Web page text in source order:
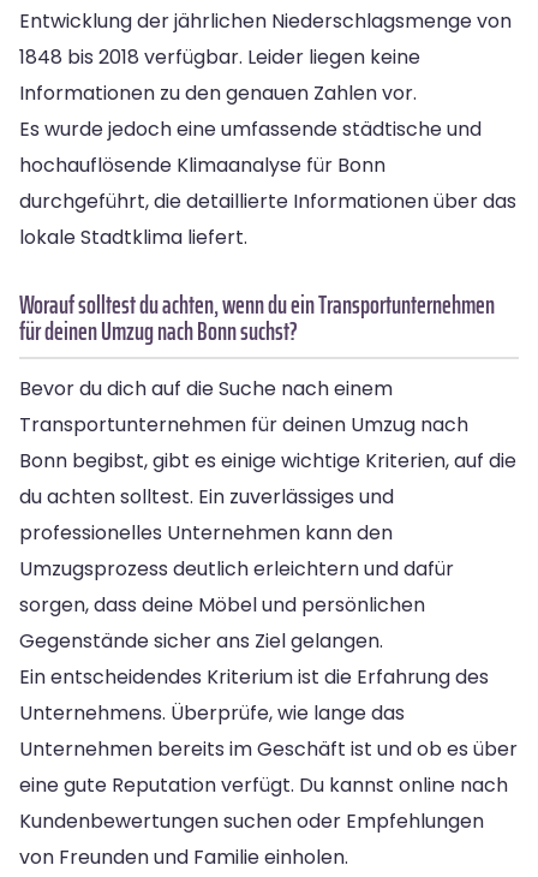
Entwicklung der jährlichen Niederschlagsmenge von
1848 bis 2018 verfügbar. Leider liegen keine
Informationen zu den genauen Zahlen vor.
Es wurde jedoch eine umfassende städtische und
hochauflösende Klimaanalyse für Bonn
durchgeführt, die detaillierte Informationen über das
lokale Stadtklima liefert.
Worauf solltest du achten, wenn du ein Transportunternehmen
für deinen Umzug nach Bonn suchst?
Bevor du dich auf die Suche nach einem
Transportunternehmen für deinen Umzug nach
Bonn begibst, gibt es einige wichtige Kriterien, auf die
du achten solltest. Ein zuverlässiges und
professionelles Unternehmen kann den
Umzugsprozess deutlich erleichtern und dafür
sorgen, dass deine Möbel und persönlichen
Gegenstände sicher ans Ziel gelangen.
Ein entscheidendes Kriterium ist die Erfahrung des
Unternehmens. Überprüfe, wie lange das
Unternehmen bereits im Geschäft ist und ob es über
eine gute Reputation verfügt. Du kannst online nach
Kundenbewertungen suchen oder Empfehlungen
von Freunden und Familie einholen.